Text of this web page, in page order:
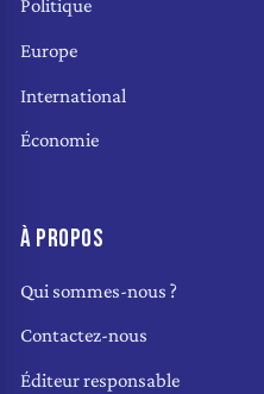
Politique
Europe
International
Économie
À PROPOS
Qui sommes-nous ?
Contactez-nous
Éditeur responsable